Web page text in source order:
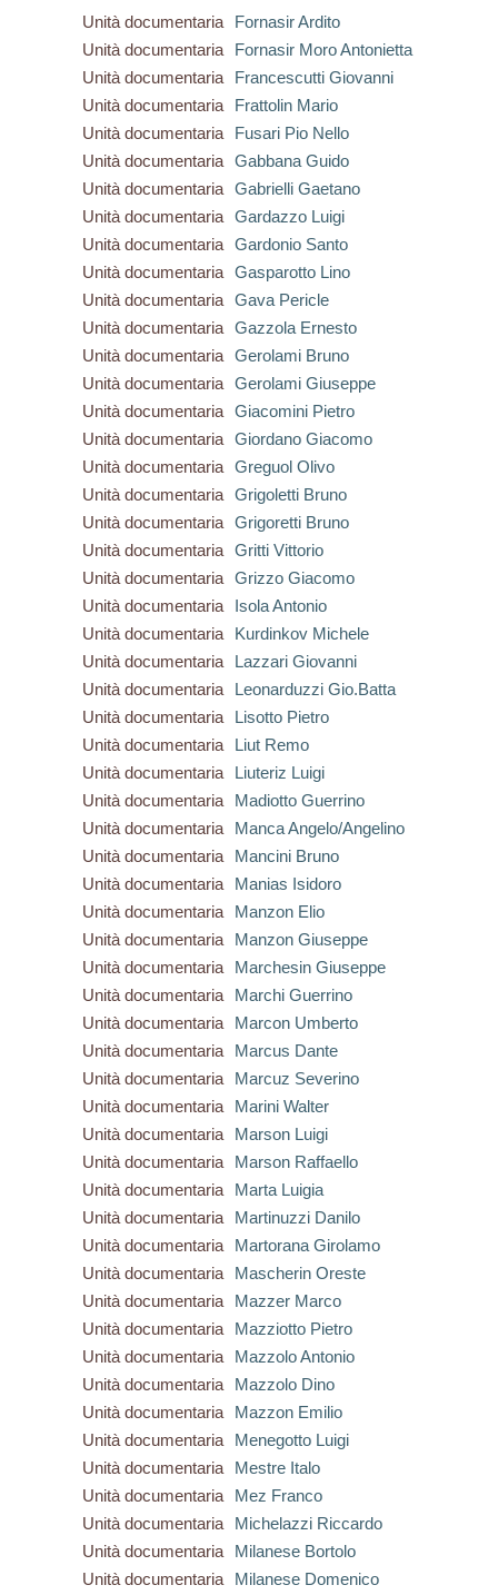
Unità documentaria
Fornasir Ardito
Unità documentaria
Fornasir Moro Antonietta
Unità documentaria
Francescutti Giovanni
Unità documentaria
Frattolin Mario
Unità documentaria
Fusari Pio Nello
Unità documentaria
Gabbana Guido
Unità documentaria
Gabrielli Gaetano
Unità documentaria
Gardazzo Luigi
Unità documentaria
Gardonio Santo
Unità documentaria
Gasparotto Lino
Unità documentaria
Gava Pericle
Unità documentaria
Gazzola Ernesto
Unità documentaria
Gerolami Bruno
Unità documentaria
Gerolami Giuseppe
Unità documentaria
Giacomini Pietro
Unità documentaria
Giordano Giacomo
Unità documentaria
Greguol Olivo
Unità documentaria
Grigoletti Bruno
Unità documentaria
Grigoretti Bruno
Unità documentaria
Gritti Vittorio
Unità documentaria
Grizzo Giacomo
Unità documentaria
Isola Antonio
Unità documentaria
Kurdinkov Michele
Unità documentaria
Lazzari Giovanni
Unità documentaria
Leonarduzzi Gio.Batta
Unità documentaria
Lisotto Pietro
Unità documentaria
Liut Remo
Unità documentaria
Liuteriz Luigi
Unità documentaria
Madiotto Guerrino
Unità documentaria
Manca Angelo/Angelino
Unità documentaria
Mancini Bruno
Unità documentaria
Manias Isidoro
Unità documentaria
Manzon Elio
Unità documentaria
Manzon Giuseppe
Unità documentaria
Marchesin Giuseppe
Unità documentaria
Marchi Guerrino
Unità documentaria
Marcon Umberto
Unità documentaria
Marcus Dante
Unità documentaria
Marcuz Severino
Unità documentaria
Marini Walter
Unità documentaria
Marson Luigi
Unità documentaria
Marson Raffaello
Unità documentaria
Marta Luigia
Unità documentaria
Martinuzzi Danilo
Unità documentaria
Martorana Girolamo
Unità documentaria
Mascherin Oreste
Unità documentaria
Mazzer Marco
Unità documentaria
Mazziotto Pietro
Unità documentaria
Mazzolo Antonio
Unità documentaria
Mazzolo Dino
Unità documentaria
Mazzon Emilio
Unità documentaria
Menegotto Luigi
Unità documentaria
Mestre Italo
Unità documentaria
Mez Franco
Unità documentaria
Michelazzi Riccardo
Unità documentaria
Milanese Bortolo
Unità documentaria
Milanese Domenico